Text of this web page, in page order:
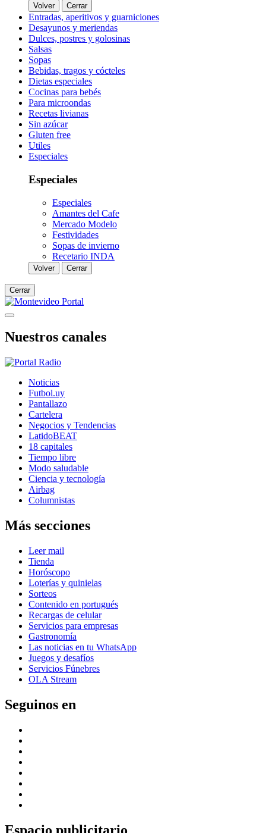
Volver Cerrar
Entradas, aperitivos y guarniciones
Desayunos y meriendas
Dulces, postres y golosinas
Salsas
Sopas
Bebidas, tragos y cócteles
Dietas especiales
Cocinas para bebés
Para microondas
Recetas livianas
Sin azúcar
Gluten free
Utiles
Especiales
Especiales
Especiales
Amantes del Cafe
Mercado Modelo
Festividades
Sopas de invierno
Recetario INDA
Volver Cerrar
Cerrar
Nuestros canales
Noticias
Futbol.uy
Pantallazo
Cartelera
Negocios y Tendencias
LatidoBEAT
18 capitales
Tiempo libre
Modo saludable
Ciencia y tecnología
Airbag
Columnistas
Más secciones
Leer mail
Tienda
Horóscopo
Loterías y quinielas
Sorteos
Contenido en portugués
Recargas de celular
Servicios para empresas
Gastronomía
Las noticias en tu WhatsApp
Juegos y desafíos
Servicios Fúnebres
OLA Stream
Seguinos en